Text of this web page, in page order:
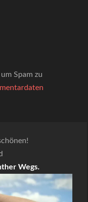
Spam zu
Wegs.